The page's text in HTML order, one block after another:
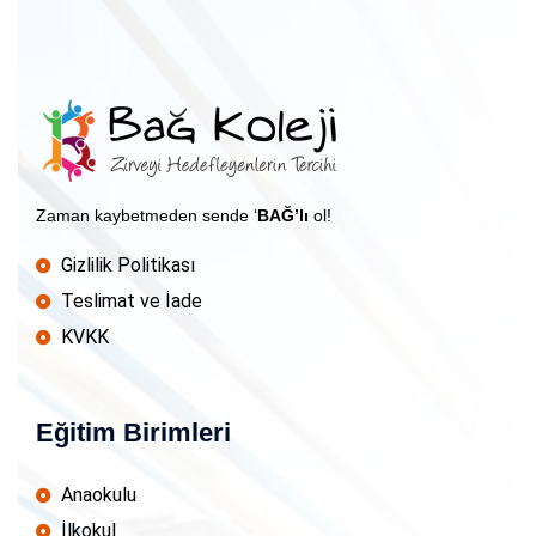
Zaman kaybetmeden sende ‘BAĞ’lı ol!
Gizlilik Politikası
Teslimat ve İade
KVKK
Eğitim Birimleri
Anaokulu
İlkokul